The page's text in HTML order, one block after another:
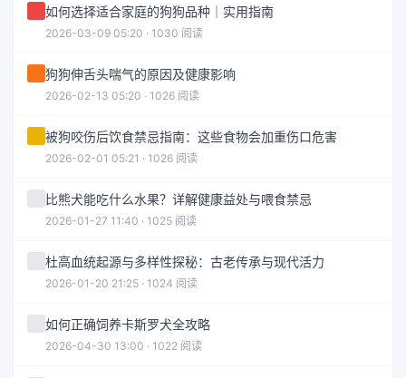
如何选择适合家庭的狗狗品种｜实用指南
2026-03-09 05:20 · 1030 阅读
狗狗伸舌头喘气的原因及健康影响
2026-02-13 05:20 · 1026 阅读
被狗咬伤后饮食禁忌指南：这些食物会加重伤口危害
2026-02-01 05:21 · 1026 阅读
比熊犬能吃什么水果？详解健康益处与喂食禁忌
2026-01-27 11:40 · 1025 阅读
杜高血统起源与多样性探秘：古老传承与现代活力
2026-01-20 21:25 · 1024 阅读
如何正确饲养卡斯罗犬全攻略
2026-04-30 13:00 · 1022 阅读